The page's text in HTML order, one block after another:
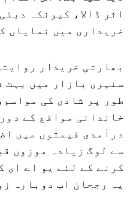
اثر ڈالا، کیونکہ
خریداری میں نمایاں
بھارتی خریدار
سنہری بازار میں بہت
طور پر شادی کی
خاندانی مواقع کے
درآمدی قیمتوں میں
سے لوگ زیادہ موزوں
کرنے کے لئے یو اے ای
یہ رجحان اب دوبارہ